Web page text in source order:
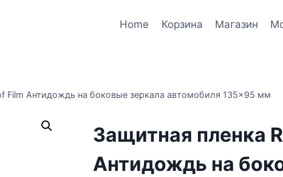
Home Корзина Магазин
Film Антидождь на боковые зеркала автомобиля 135×95 мм
Защитная пленка
Антидождь на